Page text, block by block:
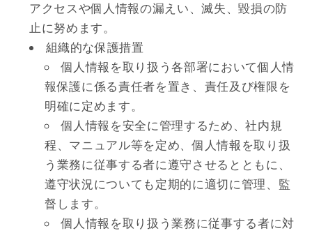
アクセスや個人情報の漏えい、滅失、毀損の防
止に努めます。
組織的な保護措置
個人情報を取り扱う各部署において個人情
報保護に係る責任者を置き、責任及び権限を
明確に定めます。
個人情報を安全に管理するため、社内規
程、マニュアル等を定め、個人情報を取り扱
う業務に従事する者に遵守させるとともに、
遵守状況についても定期的に適切に管理、監
督します。
個人情報を取り扱う業務に従事する者に対